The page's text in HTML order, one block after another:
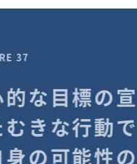
37
的な目標の
むきな行動
身の可能性